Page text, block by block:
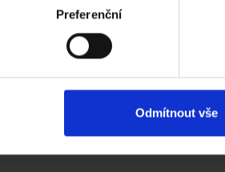
Preferenční
Odmítnout vše